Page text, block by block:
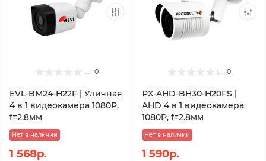
0
EVL-BM24-H22F | Уличная
4 в 1 видеокамера 1080P,
f=2.8мм
Нет в наличии
1 568р.
0
PX-AHD-BH30-H20FS |
AHD 4 в 1 видеокамера
1080P, f=2.8мм
Нет в наличии
1 590р.